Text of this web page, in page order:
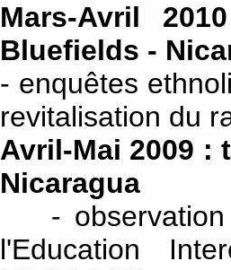
Mars-Avril
Bluefields -
- enquêtes
revitalisation du
Avril-Mai 2009
Nicaragua
- observation
l'Education